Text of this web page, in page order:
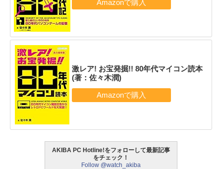
激レア! お宝発掘!! 80年代マイコン読本
(著：佐々木潤)
AKIBA PC Hotline!をフォローして最新記事
をチェック！
Follow @watch_akiba